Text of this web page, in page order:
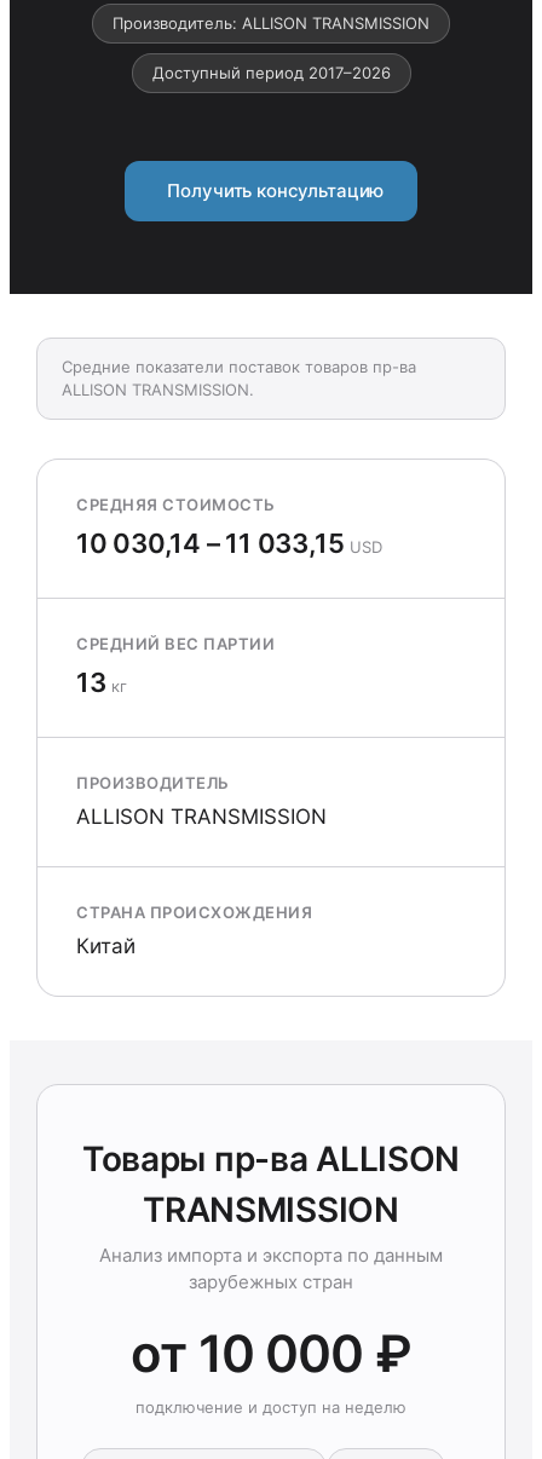
Производитель: ALLISON TRANSMISSION
Доступный период 2017–2026
Получить консультацию
Средние показатели поставок товаров пр-ва
ALLISON TRANSMISSION.
СРЕДНЯЯ СТОИМОСТЬ
10 030,14 – 11 033,15 USD
СРЕДНИЙ ВЕС ПАРТИИ
13 кг
ПРОИЗВОДИТЕЛЬ
ALLISON TRANSMISSION
СТРАНА ПРОИСХОЖДЕНИЯ
Китай
Товары пр-ва ALLISON
TRANSMISSION
Анализ импорта и экспорта по данным
зарубежных стран
от 10 000 ₽
подключение и доступ на неделю